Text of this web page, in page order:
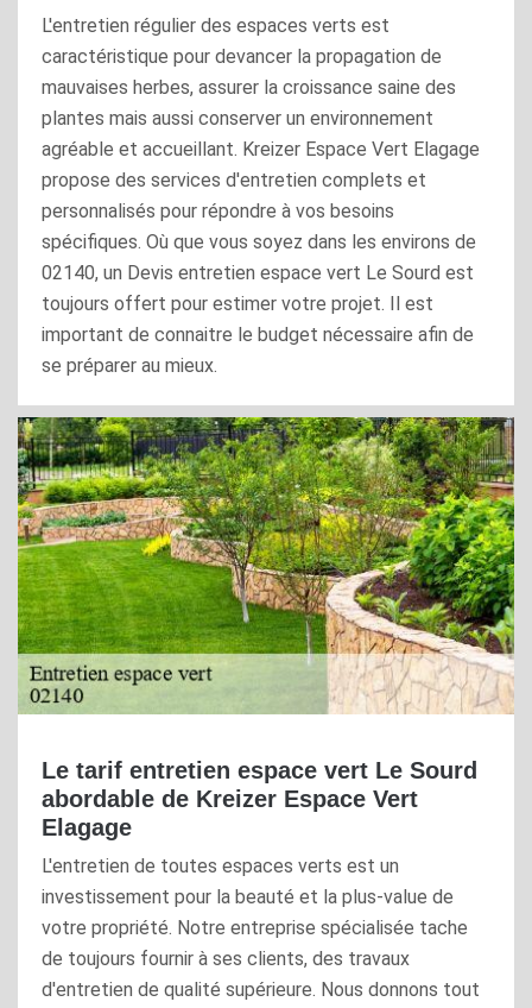
L'entretien régulier des espaces verts est
caractéristique pour devancer la propagation de
mauvaises herbes, assurer la croissance saine des
plantes mais aussi conserver un environnement
agréable et accueillant. Kreizer Espace Vert Elagage
propose des services d'entretien complets et
personnalisés pour répondre à vos besoins
spécifiques. Où que vous soyez dans les environs de
02140, un Devis entretien espace vert Le Sourd est
toujours offert pour estimer votre projet. Il est
important de connaitre le budget nécessaire afin de
se préparer au mieux.
Le tarif entretien espace vert Le Sourd
abordable de Kreizer Espace Vert
Elagage
L'entretien de toutes espaces verts est un
investissement pour la beauté et la plus-value de
votre propriété. Notre entreprise spécialisée tache
de toujours fournir à ses clients, des travaux
d'entretien de qualité supérieure. Nous donnons tout